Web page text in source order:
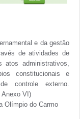
e da gestão
de atividades de
atos administrativos,
constitucionais e
controle externo.
Anexo VI)
Olímpio do Carmo